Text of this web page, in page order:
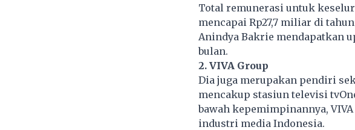
Total remunerasi untuk
mencapai Rp27,7 miliar di
Anindya Bakrie mendapatkan
bulan.
2. VIVA Group
Dia juga merupakan pendiri
mencakup stasiun televisi
bawah kepemimpinannya,
industri media Indonesia.